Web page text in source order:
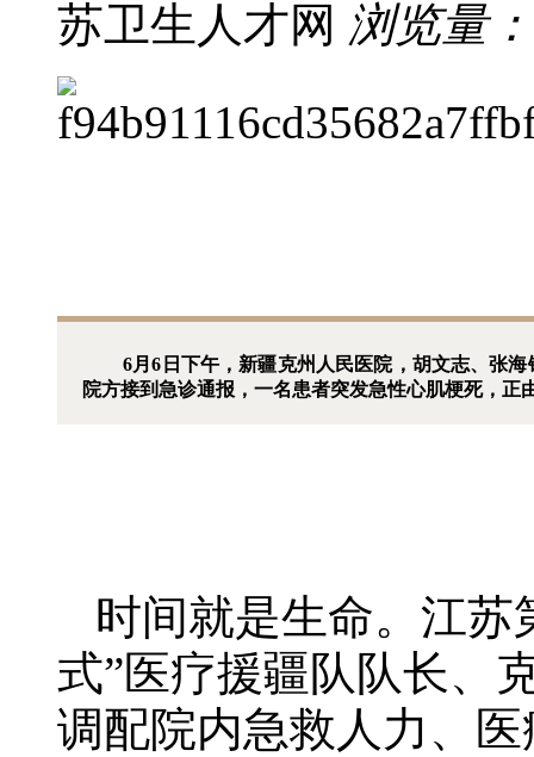
苏卫生人才网 浏览量：
6月6日下午，新疆克州人民医院，胡文志、张海
院方接到急诊通报，一名患者突发急性心肌梗死，
时间就是生命。江苏
式”医疗援疆队队长、
调配院内急救人力、